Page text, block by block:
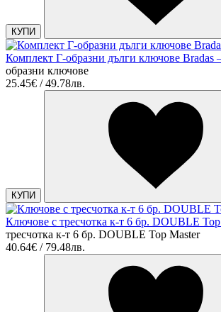
КУПИ
Комплект Г-образни дълги ключове Bradas
образни ключове
25.45€ / 49.78лв.
КУПИ
Ключове с тресчотка к-т 6 бр. DOUBLE
тресчотка к-т 6 бр. DOUBLE Top Master
40.64€ / 79.48лв.